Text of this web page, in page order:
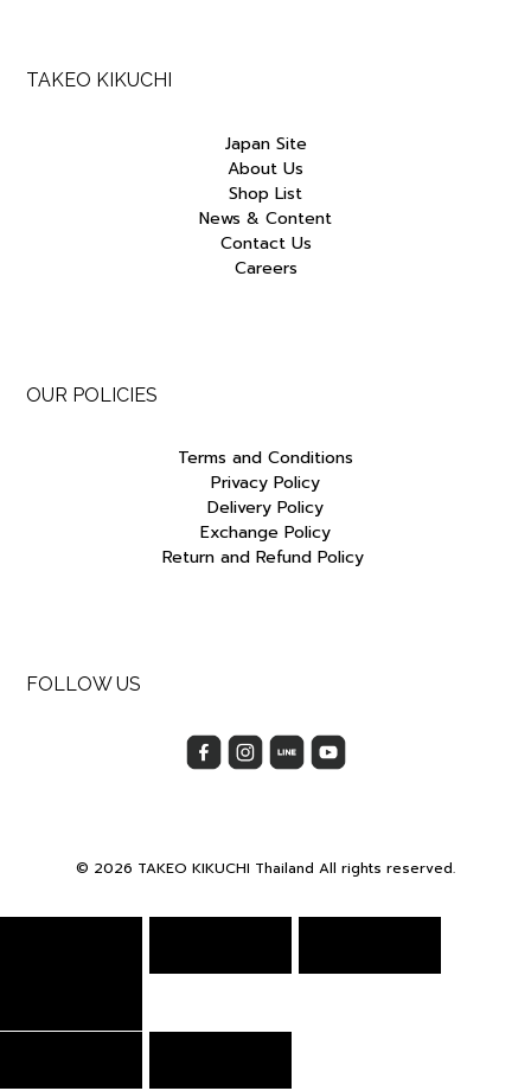
TAKEO KIKUCHI
Japan Site
About Us
Shop List
News & Content
Contact Us
Careers
OUR POLICIES
Terms and Conditions
Privacy Policy
Delivery Policy
Exchange Policy
Return and Refund Policy
FOLLOW US
© 2026 TAKEO KIKUCHI Thailand All rights reserved.